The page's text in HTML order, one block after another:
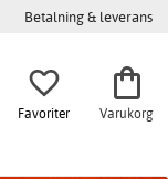
Betalning & leverans
Favoriter Varukorg